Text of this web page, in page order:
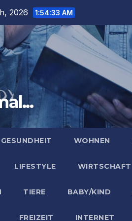
2026 1:54:35 AM
GESUNDHEIT WOHNEN
LIFESTYLE WIRTSCHAFT
TIERE BABY/KIND
FREIZEIT INTERNET